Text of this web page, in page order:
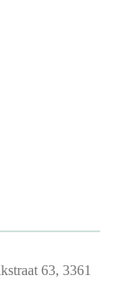
63, 3361